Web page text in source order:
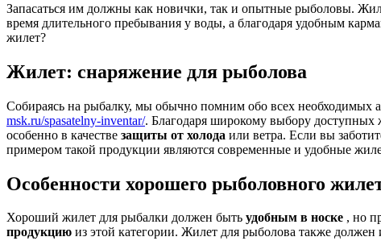
Запасаться им должны как новички, так и опытные рыболовы.
время длительного пребывания у воды, а благодаря удобным
жилет?
Жилет: снаряжение для рыболова
Собираясь на рыбалку, мы обычно помним обо всех необходимых
msk.ru/spasatelny-inventar/. Благодаря широкому выбору доступных
особенно в качестве защиты от холода или ветра. Если вы
примером такой продукции являются современные и удобные
Особенности хорошего рыболовного
Хороший жилет для рыбалки должен быть удобным в носке , но
продукцию из этой категории. Жилет для рыболова также